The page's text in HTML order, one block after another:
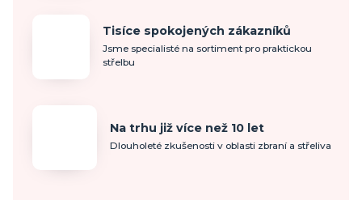
Tisíce spokojených zákazníků
Jsme specialisté na sortiment pro praktickou
střelbu
Na trhu již více než 10 let
Dlouholeté zkušenosti v oblasti zbraní a střeliva